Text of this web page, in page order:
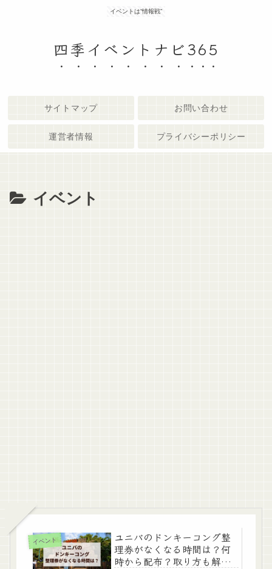
イベントは“情報戦”
四季イベントナビ365
サイトマップ お問い合わせ
運営者情報 プライバシーポリシー
イベント
イベント
ユニバのドンキーコング整
理券がなくなる時間は？何
時から配布？取り方も解